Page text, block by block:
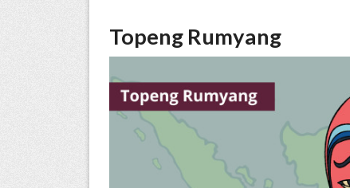
Topeng Rumyang